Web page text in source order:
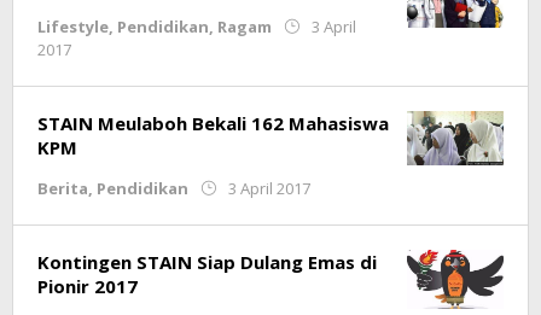
Lifestyle, Pendidikan, Ragam
3 April
2017
Septian
STAIN Meulaboh Bekali 162 Mahasiswa
KPM
Berita, Pendidikan 3 April 2017
Kontingen STAIN Siap Dulang Emas di
Pionir 2017